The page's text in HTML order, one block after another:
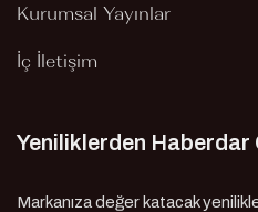
Kurumsal Yayınlar
İç İletişim
Yeniliklerden Haberdar
Markanıza değer katacak